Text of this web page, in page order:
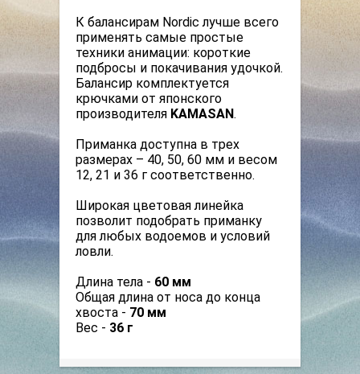
К балансирам Nordic лучше всего
применять самые простые
техники анимации: короткие
подбросы и покачивания удочкой.
Балансир комплектуется
крючками от японского
производителя KAMASAN.
Приманка доступна в трех
размерах – 40, 50, 60 мм и весом
12, 21 и 36 г соответственно.
Широкая цветовая линейка
позволит подобрать приманку
для любых водоемов и условий
ловли.
Длина тела - 60 мм
Общая длина от носа до конца
хвоста - 70 мм
Вес - 36 г